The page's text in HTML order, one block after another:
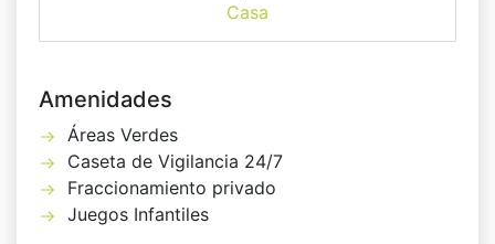
Casa
Amenidades
Áreas Verdes
Caseta de Vigilancia 24/7
Fraccionamiento privado
Juegos Infantiles